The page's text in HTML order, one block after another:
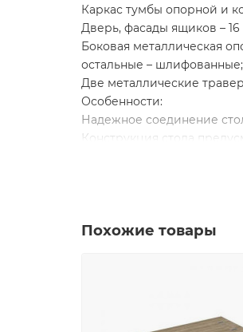
Каркас тумбы опорной и
Дверь, фасады ящиков –
Боковая металлическая
остальные –
Две металлические
Особенности:
Надежное соединение
Конструкция стола
Отверстие
открывания Push to Open
Защитный экран в
Похожие товары